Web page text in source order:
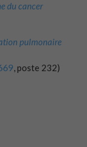
du cancer
pulmonaire
, poste 232)